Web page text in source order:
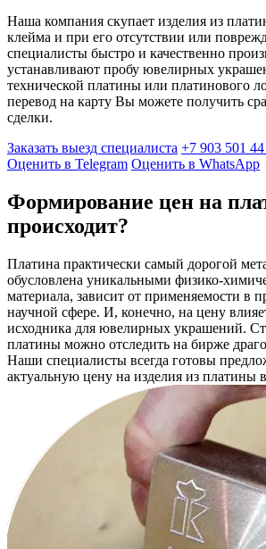
Наша компания скупает изделия из
клейма и при его отсутствии или
специалисты быстро и качественно
устанавливают пробу ювелирных
технической платины или платинового
перевод на карту Вы можете получить
сделки.
Заказать выезд специалиста +7 903 501 44
Оценить в Telegram Оценить в WhatsApp
Формирование цен на
происходит?
Платина практически самый дорогой
обусловлена уникальными физико-
материала, зависит от применяемости в
научной сфере. И, конечно, на цену
исходника для ювелирных украшений.
платины можно отследить на бирже
Наши специалисты всегда готовы
актуальную цену на изделия из платины